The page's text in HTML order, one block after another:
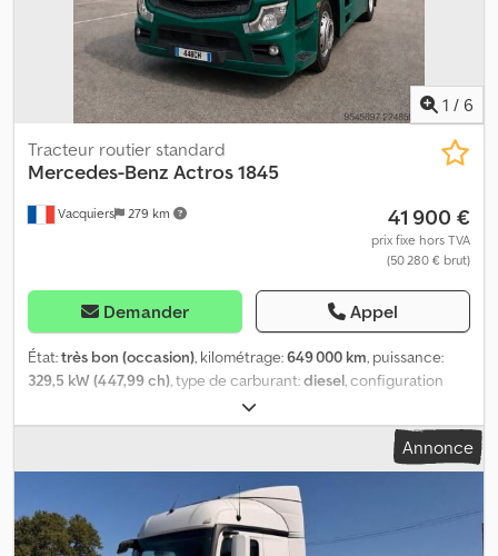
1 / 6
Vacquiers 279 km
Tracteur routier standard
Mercedes-Benz Actros 1845
41 900 €
prix fixe hors TVA
(50 280 € brut)
Demander Appel
État:très bon (occasion), kilométrage:649 000 km, puissance:
329,5 kW (447,99 ch), type de carburant:diesel, configuration
, freins:
cabine conducteur:cabine couchette, type d'engrenage:
, Année de construction:2019,
Équipement:ABS, EBS (Système de freinage électronique),
airbag, blocage de différentiel, climatisation, contrôle de
traction, direction assistée, programme électronique de
stabilité (ESP), retardeur, régulateur de vitesse, verrouillage
Annonce